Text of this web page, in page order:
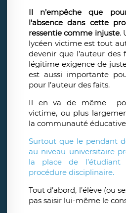
Il n’empêche que
l’absence dans cette
ressentie comme injuste.
lycéen victime est tout
devenir que l’auteur des
légitime exigence de
est aussi importante
pour l’auteur des faits.
Il en va de même
victime, ou plus
la communauté
Surtout que le pendant
au niveau universitaire
la place de
procédure disciplinaire.
Tout d’abord, l’élève (ou
pas saisir lui-même le